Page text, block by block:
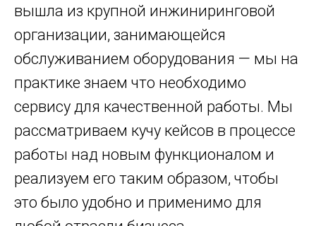
вышла из крупной инжиниринговой
организации, занимающейся
обслуживанием оборудования — мы на
практике знаем что необходимо
сервису для качественной работы. Мы
рассматриваем кучу кейсов в процессе
работы над новым функционалом и
реализуем его таким образом, чтобы
это было удобно и применимо для